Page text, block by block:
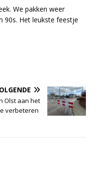
We pakken weer
90s. Het leukste feestje
Olst aan het
verbeteren